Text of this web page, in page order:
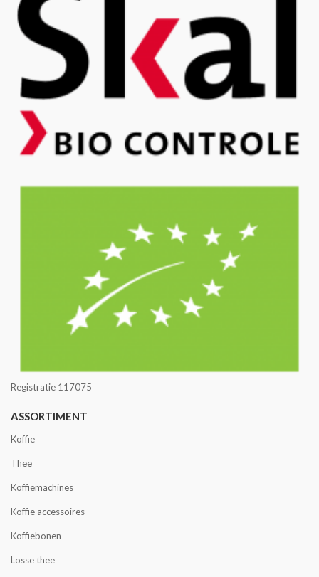
Registratie 117075
ASSORTIMENT
Koffie
Thee
Koffiemachines
Koffie accessoires
Koffiebonen
Losse thee